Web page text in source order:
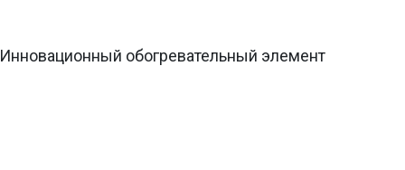
Инновационный обогревательный элемент